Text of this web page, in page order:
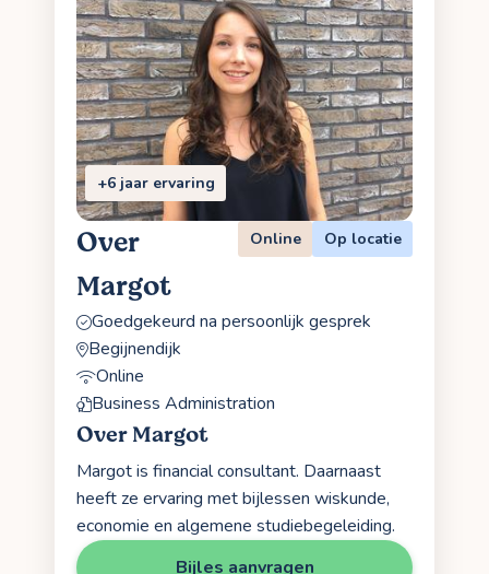
+6 jaar ervaring
Over
Margot
Online Op locatie
Goedgekeurd na persoonlijk gesprek
Begijnendijk
Online
Business Administration
Over Margot
Margot is financial consultant. Daarnaast
heeft ze ervaring met bijlessen wiskunde,
economie en algemene studiebegeleiding.
Bijles aanvragen